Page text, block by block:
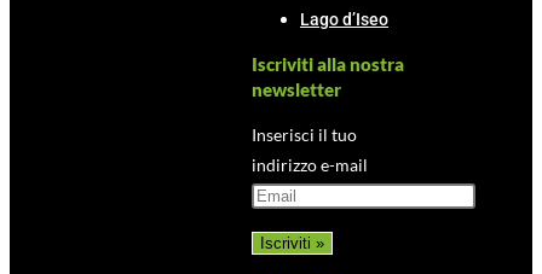
Lago d’Iseo
Iscriviti alla nostra
newsletter
Inserisci il tuo
indirizzo e-mail